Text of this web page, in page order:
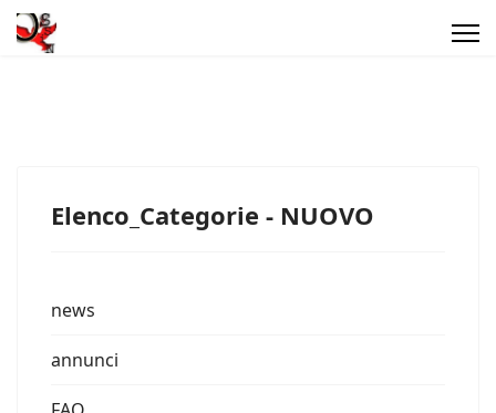
Elenco_Categorie - NUOVO
news
annunci